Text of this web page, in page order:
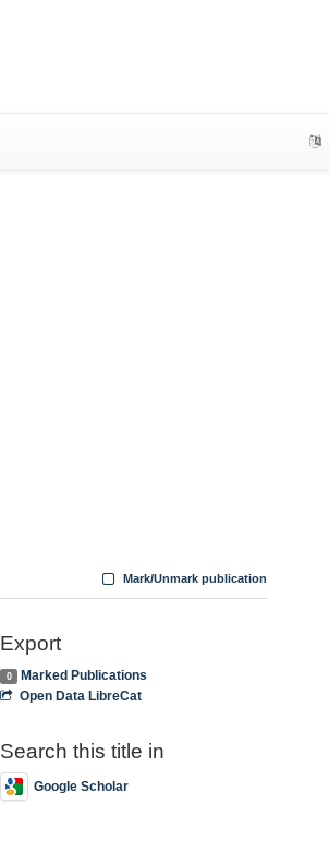
Mark/Unmark publication
Export
0
Marked Publications
Open Data LibreCat
Search this title in
Google Scholar